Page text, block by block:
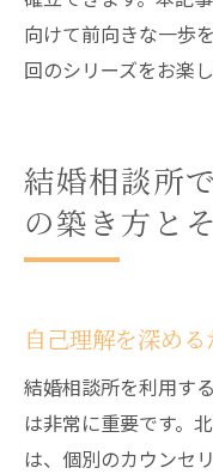
向けて前向きな一歩
回のシリーズをお楽し
結婚相談所
の築き方と
自己理解を深め
結婚相談所を利用す
は非常に重要です。
は、個別のカウンセ